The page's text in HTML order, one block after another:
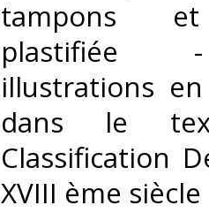
tampons
plastifiée
illustrations
dans le
Classification
XVIII ème siècle‎